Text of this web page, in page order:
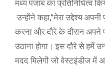
मध्य पंजाब का प्रतिनिधित्व
उन्होंने कहा,”मेरा उद्देश्य अपनी
करना और दौरे के दौरान
उठाना होगा। इस दौरे से हमें
मदद मिलेगी जो वेस्टइंडीज